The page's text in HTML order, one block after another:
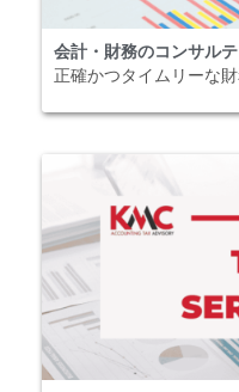
会計・財務のコンサル
正確かつタイムリーな